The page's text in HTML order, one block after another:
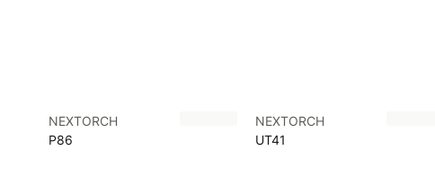
NEXTORCH
P86
NEXTORCH
UT41